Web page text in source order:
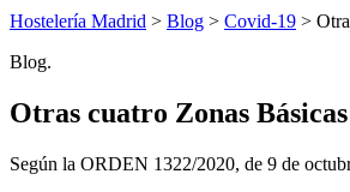
Hostelería Madrid > Blog > Covid-19 >
Blog.
Otras cuatro Zonas
Según la ORDEN 1322/2020, de 9 de